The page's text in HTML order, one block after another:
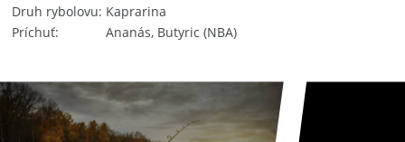
Druh rybolovu Kaprarina
Príchuť
Ananás, Butyric (NBA)